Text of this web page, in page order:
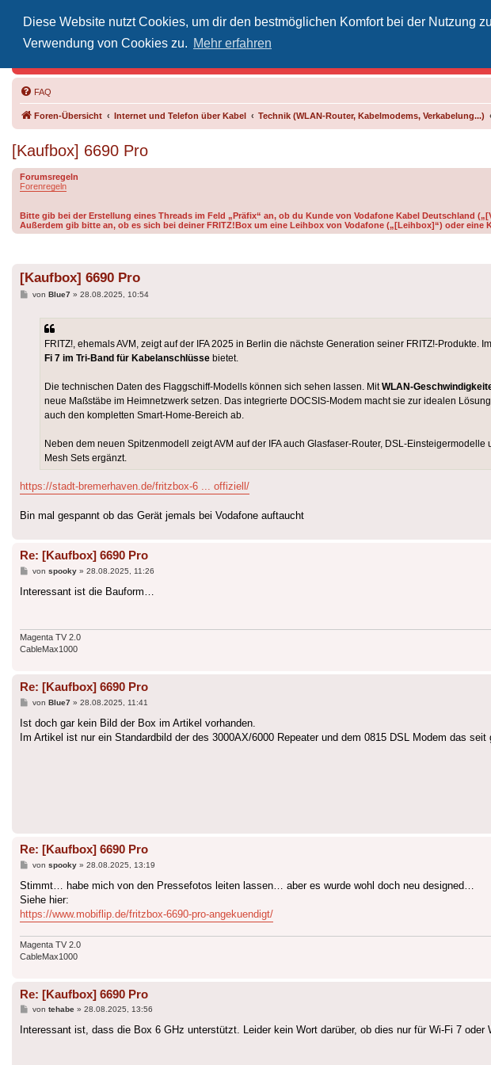
Diese Website nutzt Cookies, um dir den bestmöglichen Komfort bei der Nutzung
Verwendung von Cookies zu. Mehr erfahren
FAQ
Foren-Übersicht Internet und Telefon über Kabel Technik (WLAN-Router, Kabelmodems, Verkabelung...)
[Kaufbox] 6690 Pro
Forumsregeln
Forenregeln
Bitte gib bei der Erstellung eines Threads im Feld „Präfix“ an, ob du Kunde von Vodafone Kabel Deutschland
Außerdem gib bitte an, ob es sich bei deiner FRITZ!Box um eine Leihbox von Vodafone („[Leihbox]“) oder eine
[Kaufbox] 6690 Pro
Beitrag
von Blue7» 28.08.2025, 10:54
FRITZ!, ehemals AVM, zeigt auf der IFA 2025 in Berlin die nächste Generation seiner FRITZ!-Produkte.
Fi 7 im Tri-Band für Kabelanschlüsse bietet.
Die technischen Daten des Flaggschiff-Modells können sich sehen lassen. MitWLAN-
neue Maßstäbe im Heimnetzwerk setzen. Das integrierte DOCSIS-Modem macht sie zur idealen
auch den kompletten Smart-Home-Bereich ab.
Neben dem neuen Spitzenmodell zeigt AVM auf der IFA auch Glasfaser-Router, DSL-
Mesh Sets ergänzt.
https://stadt-bremerhaven.de/fritzbox-6 ... offiziell/
Bin mal gespannt ob das Gerät jemals bei Vodafone auftaucht
Re: [Kaufbox] 6690 Pro
Beitrag
von spooky» 28.08.2025, 11:26
Interessant ist die Bauform…
Magenta TV 2.0
CableMax1000
Re: [Kaufbox] 6690 Pro
Beitrag
von Blue7» 28.08.2025, 11:41
Ist doch gar kein Bild der Box im Artikel vorhanden.
Im Artikel ist nur ein Standardbild der des 3000AX/6000 Repeater und dem 0815 DSL Modem das
Re: [Kaufbox] 6690 Pro
Beitrag
von spooky» 28.08.2025, 13:19
Stimmt… habe mich von den Pressefotos leiten lassen… aber es wurde wohl doch neu designed…
Siehe hier:
https://www.mobiflip.de/fritzbox-6690-pro-angekuendigt/
Magenta TV 2.0
CableMax1000
Re: [Kaufbox] 6690 Pro
Beitrag
von tehabe» 28.08.2025, 13:56
Interessant ist, dass die Box 6 GHz unterstützt. Leider kein Wort darüber, ob dies nur für Wi-Fi 7 oder